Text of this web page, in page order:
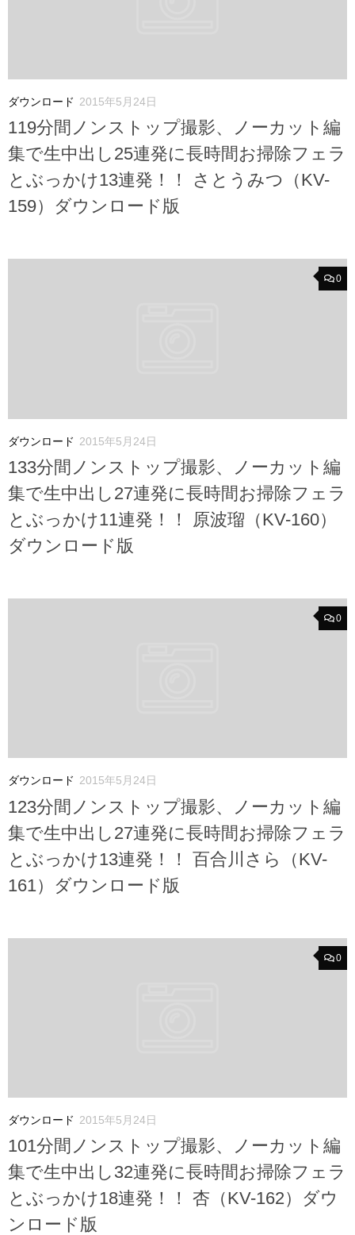
ダウンロード 2015年5月24日
119分間ノンストップ撮影、ノーカット編
集で生中出し25連発に長時間お掃除フェラ
とぶっかけ13連発！！ さとうみつ（KV-
159）ダウンロード版
0
ダウンロード 2015年5月24日
133分間ノンストップ撮影、ノーカット編
集で生中出し27連発に長時間お掃除フェラ
とぶっかけ11連発！！ 原波瑠（KV-160）
ダウンロード版
0
ダウンロード 2015年5月24日
123分間ノンストップ撮影、ノーカット編
集で生中出し27連発に長時間お掃除フェラ
とぶっかけ13連発！！ 百合川さら（KV-
161）ダウンロード版
0
ダウンロード 2015年5月24日
101分間ノンストップ撮影、ノーカット編
集で生中出し32連発に長時間お掃除フェラ
とぶっかけ18連発！！ 杏（KV-162）ダウ
ンロード版